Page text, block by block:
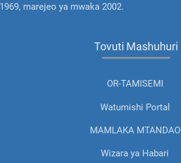
1969, marejeo ya mwaka 2002.
Tovuti Mashuhuri
OR-TAMISEMI
Watumishi Portal
MAMLAKA MTANDAO
Wizara ya Habari